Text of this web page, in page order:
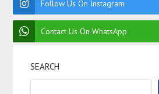
Follow Us On Instagram
Contact Us On WhatsApp
SEARCH